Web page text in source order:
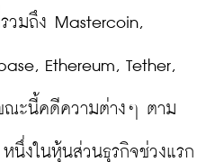
วมถึง Mastercoin,
Ethereum, Tether,
ณะนี้คดีความต่างๆ ตาม
นึ่งในหุ้นส่วนธุรกิจช่วงแรก